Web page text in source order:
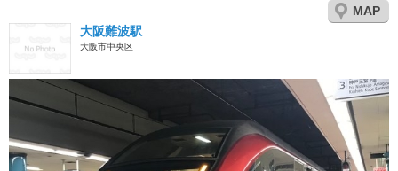
MAP
大阪難波駅
大阪市中央区